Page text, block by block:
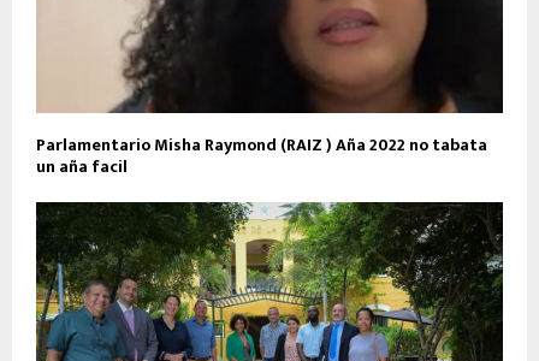
Parlamentario Misha Raymond (RAIZ ) Aña 2022 no tabata
un aña facil